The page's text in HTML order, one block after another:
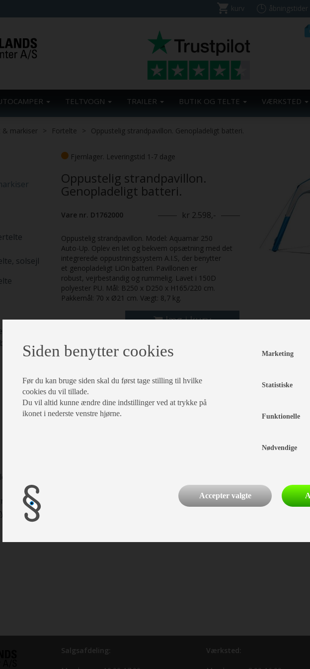
kurv åbningstider
TELTVOGN TRAILER BUTIK OG TELTE VÆRKSTED
markiser Fortelte Oppustelig strandpavillon. Genopladeligt batteri.
solsejl
Fjernlager. Leveringstid 1-7 dage
Oppustelig strandpavillon.
Genopladeligt batteri.
Vare nr. D1762000 kr 2.598,-
Oppustelig strandpavillon. Model: Aquamar 250
Auto-Up. Oplev en let og bekvem opsætning med det
integrerede oppustningssystem A.I.S, der benytter
et genopladeligt LiOn batteri. Pavillonen er
robust, vejrbestandig og rummelig. Lavet i 150D
polyester PU. Mål: B250 x D250 x H165/220 cm.
Pakkemål: 70 x Ø21 cm. Vægt: 8,7 kg.
læg i kurv
Salgsafdeling: Værksted:
Siden benytter cookies
Før du kan bruge siden skal du først tage stilling til hvilke
cookies du vil tillade.
Du vil altid kunne ændre dine indstillinger ved at trykke på
ikonet i nederste venstre hjørne.
Marketing
Statistiske
Funktionelle
Nødvendige
Accepter valgte